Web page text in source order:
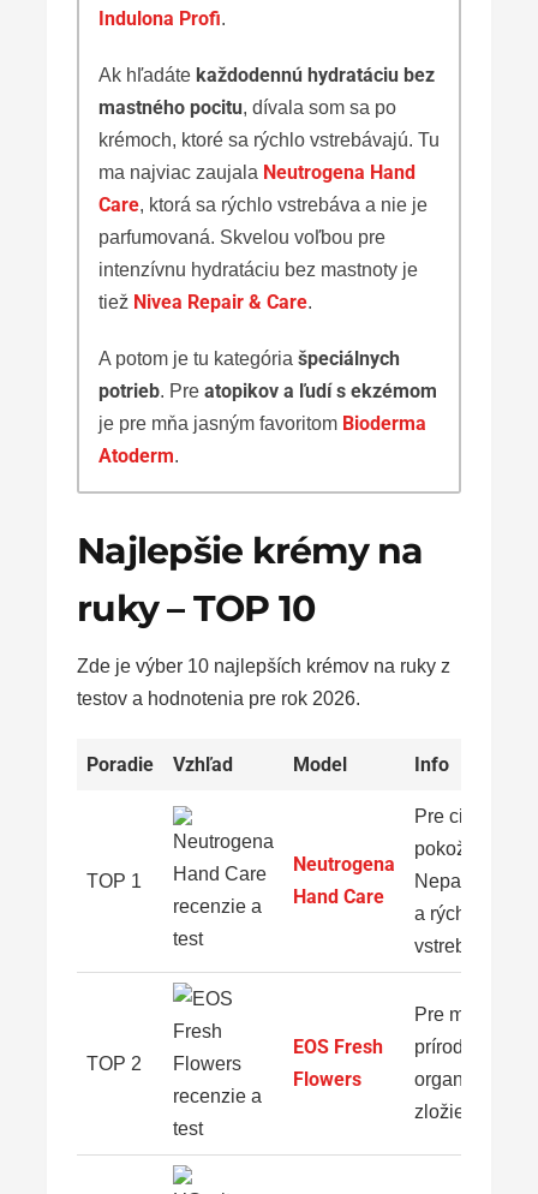
Indulona Profi.
Ak hľadáte každodennú hydratáciu bez
mastného pocitu, dívala som sa po
krémoch, ktoré sa rýchlo vstrebávajú. Tu
ma najviac zaujala Neutrogena Hand
Care, ktorá sa rýchlo vstrebáva a nie je
parfumovaná. Skvelou voľbou pre
intenzívnu hydratáciu bez mastnoty je
tiež Nivea Repair & Care.
A potom je tu kategória špeciálnych
potrieb. Pre atopikov a ľudí s ekzémom
je pre mňa jasným favoritom Bioderma
Atoderm.
Najlepšie krémy na
ruky – TOP 10
Zde je výber 10 najlepších krémov na ruky z
testov a hodnotenia pre rok 2026.
Poradie Vzhľad Model Info
TOP 1
Neutrogena
Hand Care
Pre citlivú
pokožku:
a rýchlo sa
vstrebáva
TOP 2
EOS Fresh
Flowers
Pre
prírody: 96 %
organických
zložiek